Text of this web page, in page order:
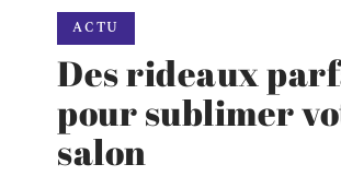
ACTU
Des rideaux
pour sublimer
salon